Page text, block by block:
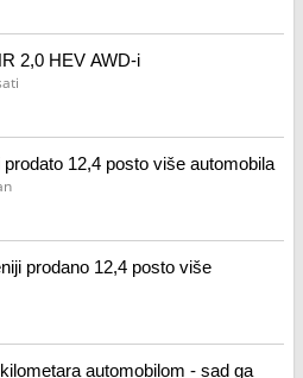
2,0 HEV AWD-i
prodato 12,4 posto više automobila
prodano 12,4 posto više
automobilom - sad ga